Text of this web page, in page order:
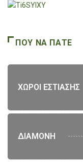
ΠΟΥ ΝΑ ΠΑΤΕ
ΧΩΡΟΙ ΕΣΤΙΑΣΗΣ
ΔΙΑΜΟΝΗ